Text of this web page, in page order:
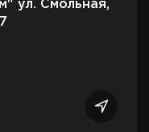
ул. Смольная,